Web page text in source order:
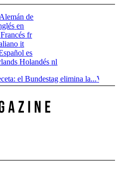
Alemán de
en
Francés fr
it
es
Holandés nl
el Bundestag elimina la...Valor del